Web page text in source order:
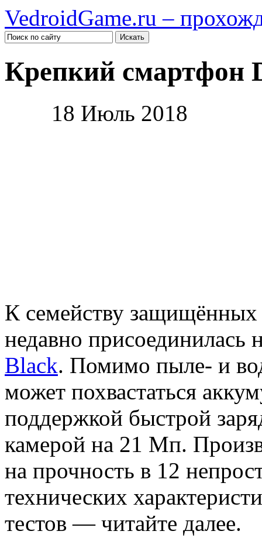
VedroidGame.ru –
Крепкий смартфон
18 Июль 2018
К семейству защищённых
недавно
Black. Помимо пыле- и
может похвастаться
поддержкой быстрой
камерой на 21 Мп.
на прочность в 12
технических
тестов — читайте далее.